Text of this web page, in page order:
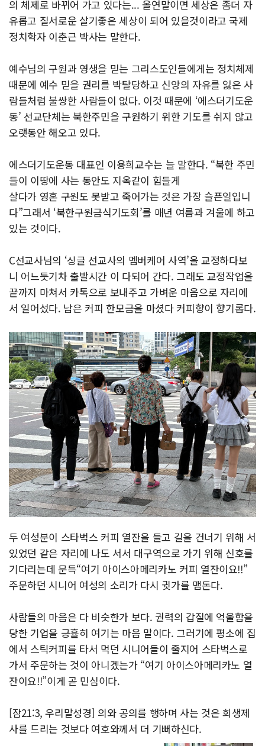
의 체제로 바뀌어 가고 있다는... 올연말이면 세상은 좀더 자
유롭고 질서로운 살기좋은 세상이 되어 있을것이라고 국제
정치학자 이춘근 박사는 말한다.
예수님의 구원과 영생을 믿는 그리스도인들에게는 정치체제
때문에 예수 믿을 권리를 박탈당하고 신앙의 자유를 잃은 사
람들처럼 불쌍한 사람들이 없다. 이것 때문에 ‘에스더기도운
동’ 선교단체는 북한주민을 구원하기 위한 기도를 쉬지 않고
오랫동안 해오고 있다.
에스더기도운동 대표인 이용희교수는 늘 말한다. “북한 주민
들이 이땅에 사는 동안도 지옥같이 힘들게
살다가 영혼 구원도 못받고 죽어가는 것은 가장 슬픈일입니
다”그래서 ‘북한구원금식기도회’를 매년 여름과 겨울에 하고
있는 것이다.
C선교사님의 ‘싱글 선교사의 멤버케어 사역’을 교정하다보
니 어느듯기차 출발시간 이 다되어 간다. 그래도 교정작업을
끝까지 마쳐서 카톡으로 보내주고 가벼운 마음으로 자리에
서 일어섰다. 남은 커피 한모금을 마셨다 커피향이 향기롭다.
두 여성분이 스타벅스 커피 열잔을 들고 길을 건너기 위해 서
있었던 같은 자리에 나도 서서 대구역으로 가기 위해 신호를
기다리는데 문득“여기 아이스아메리카노 커피 열잔이요!!”
주문하던 시니어 여성의 소리가 다시 귓가를 맴돈다.
사람들의 마음은 다 비슷한가 보다. 권력의 갑질에 억울함을
당한 기업을 긍휼히 여기는 마음 말이다. 그러기에 평소에 집
에서 스틱커피를 타서 먹던 시니어들이 줄지어 스타벅스로
가서 주문하는 것이 아니겠는가 “여기 아이스아메리카노 열
잔이요!!”이게 곧 민심이다.
[잠21:3, 우리말성경] 의와 공의를 행하며 사는 것은 희생제
사를 드리는 것보다 여호와께서 더 기뻐하신다.